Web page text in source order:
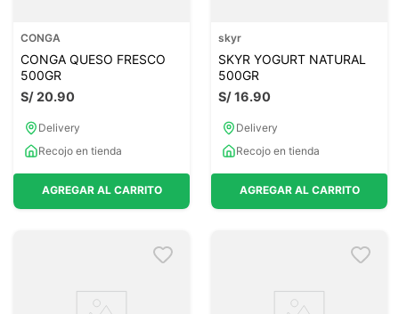
CONGA
CONGA QUESO FRESCO
500GR
S/20.90
Delivery
Recojo en tienda
AGREGAR AL CARRITO
skyr
SKYR YOGURT NATURAL
500GR
S/16.90
Delivery
Recojo en tienda
AGREGAR AL CARRITO